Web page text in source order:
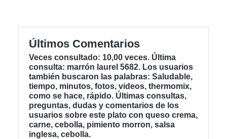
Últimos Comentarios
Veces consultado: 10,00 veces. Última
consulta: marrón laurel 5682. Los usuarios
también buscaron las palabras: Saludable,
tiempo, minutos, fotos, videos, thermomix,
como se hace, rápido. Últimas consultas,
preguntas, dudas y comentarios de los
usuarios sobre este plato con queso crema,
carne, cebolla, pimiento morron, salsa
inglesa, cebolla.